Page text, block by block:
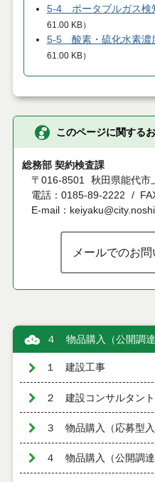
5-4 ポータブルガス
61.00 KB）
5-5 酸素・硫化水素
61.00 KB）
このページに関する
総務部 契約検査課
〒016-8501 秋田県能代市
電話：0185-89-2222
E-mail：
メールでのお
４ 物品購入（公開調達
１ 建設工事
２ 建設コンサルタン
３ 物品購入（応募型入
４ 物品購入（公開調達